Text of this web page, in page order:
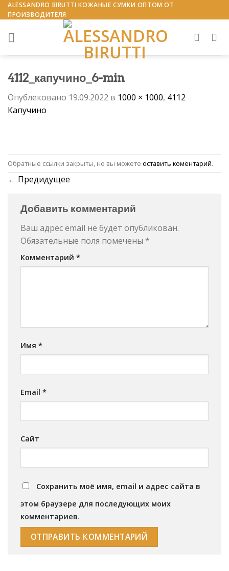
Skip
to
content
ALESSANDRO BIRUTTI КОЖАНЫЕ СУМКИ ОПТОМ ОТ
ПРОИЗВОДИТЕЛЯ
4112_капучино_6-min
Опублековано 19.09.2022 в 1000 × 1000, 4112
Капучино
Обратные ссылки закрыты, но вы можете оставить коментарий.
← Предидущее
Добавить комментарий
Ваш адрес email не будет опубликован.
Обязательные поля помечены *
Комментарий *
Имя *
Email *
Сайт
Сохранить моё имя, email и адрес сайта в
этом браузере для последующих моих
комментариев.